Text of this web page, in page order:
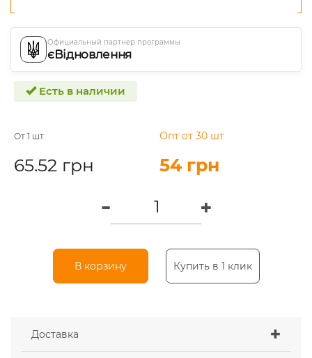
Официальный партнер программы
єВідновлення
Есть в наличии
От 1 шт
65.52 грн
Опт от 30 шт
54 грн
В корзину Купить в 1 клик
Доставка